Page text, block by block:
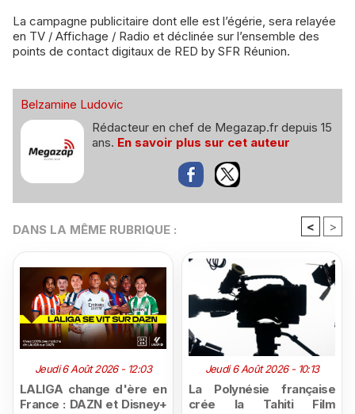
La campagne publicitaire dont elle est l’égérie, sera relayée
en TV / Affichage / Radio et déclinée sur l’ensemble des
points de contact digitaux de RED by SFR Réunion.
Belzamine Ludovic
Rédacteur en chef de Megazap.fr depuis 15
ans. En savoir plus sur cet auteur
DANS LA MÊME RUBRIQUE : < >
Jeudi 6 Août 2026 - 12:03
LALIGA change d'ère en
France : DAZN et Disney+
Jeudi 6 Août 2026 - 10:13
La Polynésie française
crée la Tahiti Film